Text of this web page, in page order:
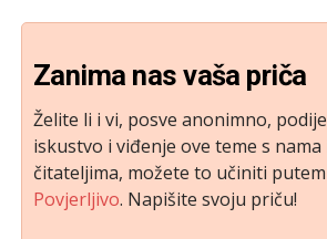
Zanima nas vaša priča
Želite li i vi, posve anonimno,
iskustvo i viđenje ove teme s nama
čitateljima, možete to učiniti
Povjerljivo. Napišite svoju priču!